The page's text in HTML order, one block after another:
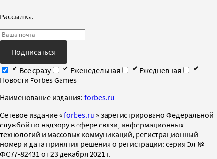
Рассылка:
Подписаться
Все сразу
Еженедельная
Ежедневная
Новости Forbes Games
Наименование издания: forbes.ru
Cетевое издание « forbes.ru » зарегистрировано Федеральной
службой по надзору в сфере связи, информационных
технологий и массовых коммуникаций, регистрационный
номер и дата принятия решения о регистрации: серия Эл №
ФС77-82431 от 23 декабря 2021 г.